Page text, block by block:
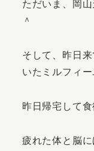
ただいま、岡
＾
そして、昨日
いたミルフィー
昨日帰宅して
疲れた体と脳